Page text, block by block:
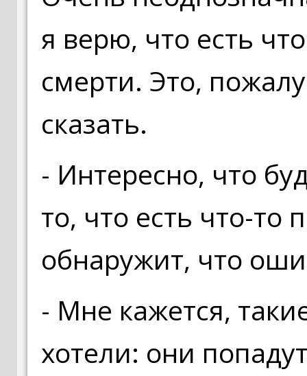
я верю, что есть
смерти. Это,
сказать.
- Интересно, что
то, что есть что-то
обнаружит, что
- Мне кажется,
хотели: они